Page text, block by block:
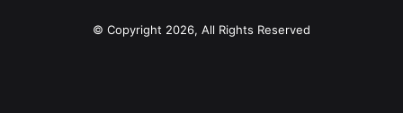
© Copyright 2026, All Rights Reserved